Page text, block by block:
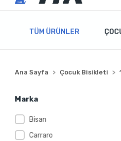
TÜM ÜRÜNLER
Ana Sayfa Çocuk Bisikleti
Marka
Bisan
Carraro